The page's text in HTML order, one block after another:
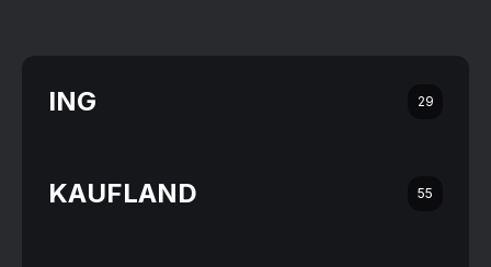
ING 29
KAUFLAND 55